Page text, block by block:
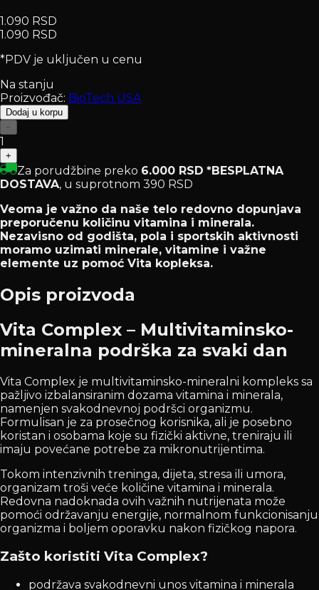
1.090 RSD
1.090 RSD
*PDV je uključen u cenu
Na stanju
Proizvođač: BioTech USA
Dodaj u korpu
−
1
+
Za porudžbine preko 6.000 RSD *BESPLATNA
DOSTAVA, u suprotnom 390 RSD
Veoma je važno da naše telo redovno dopunjava
preporučenu količinu vitamina i minerala.
Nezavisno od godišta, pola i sportskih aktivnosti
moramo uzimati minerale, vitamine i važne
elemente uz pomoć Vita kopleksa.
Opis proizvoda
Vita Complex – Multivitaminsko-
mineralna podrška za svaki dan
Vita Complex je multivitaminsko-mineralni kompleks sa
pažljivo izbalansiranim dozama vitamina i minerala,
namenjen svakodnevnoj podršci organizmu.
Formulisan je za prosečnog korisnika, ali je posebno
koristan i osobama koje su fizički aktivne, treniraju ili
imaju povećane potrebe za mikronutrijentima.
Tokom intenzivnih treninga, dijeta, stresa ili umora,
organizam troši veće količine vitamina i minerala.
Redovna nadoknada ovih važnih nutrijenata može
pomoći održavanju energije, normalnom funkcionisanju
organizma i boljem oporavku nakon fizičkog napora.
Zašto koristiti Vita Complex?
podržava svakodnevni unos vitamina i minerala